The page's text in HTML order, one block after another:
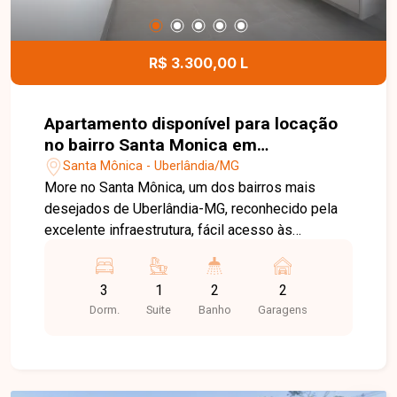
infraestrutura completa de lazer e conveniência,
com piscina de borda infinita, academia, salão de
festas, espaço gourmet, coworking, lavanderia
compartilhada e diversos ambientes de
uma excelente oportunidade para quem busca um
imóvel de alto padrão em uma das regiões mais
valorizadas de Uberlândia. Agende uma visita e
venha conhecer todos os detalhes deste
empreendimento.
R$ 3.300,00 L
Apartamento disponível para locação
no bairro Santa Monica em
Uberlândia-MG
Santa Mônica - Uberlândia/MG
More no Santa Mônica, um dos bairros mais
desejados de Uberlândia-MG, reconhecido pela
excelente infraestrutura, fácil acesso às
supermercados, escolas, universidades,
farmácias, restaurantes e diversos serviços. A
região oferece praticidade, segurança e
3
Dorm.
1
Suite
2
Banho
2
Garagens